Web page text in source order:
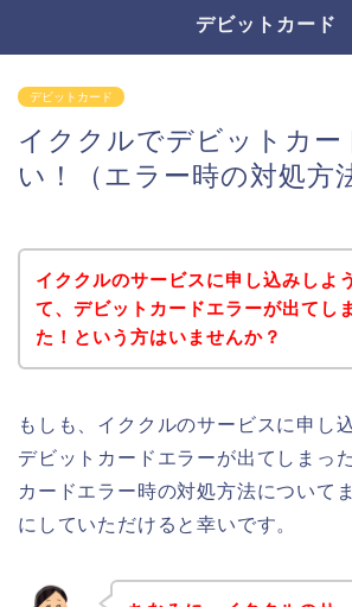
デビットカード
デビットカード
イククルでデビットカー
い！（エラー時の対処方
イククルのサービスに申し込みしよ
て、デビットカードエラーが出てし
た！という方はいませんか？
もしも、イククルのサービスに申し
デビットカードエラーが出てしまっ
カードエラー時の対処方法について
にしていただけると幸いです。